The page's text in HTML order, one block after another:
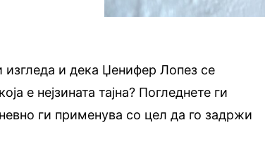
и дека Џенифер Лопез се
е нејзината тајна? Погледнете ги
ги применува со цел да го задржи